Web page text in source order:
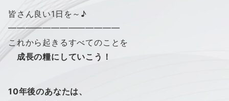
皆さん良い1日を～♪
━━━━━━━━━━━━━
これから起きるすべてのことを
成長の糧にしていこう！
10年後のあなたは、